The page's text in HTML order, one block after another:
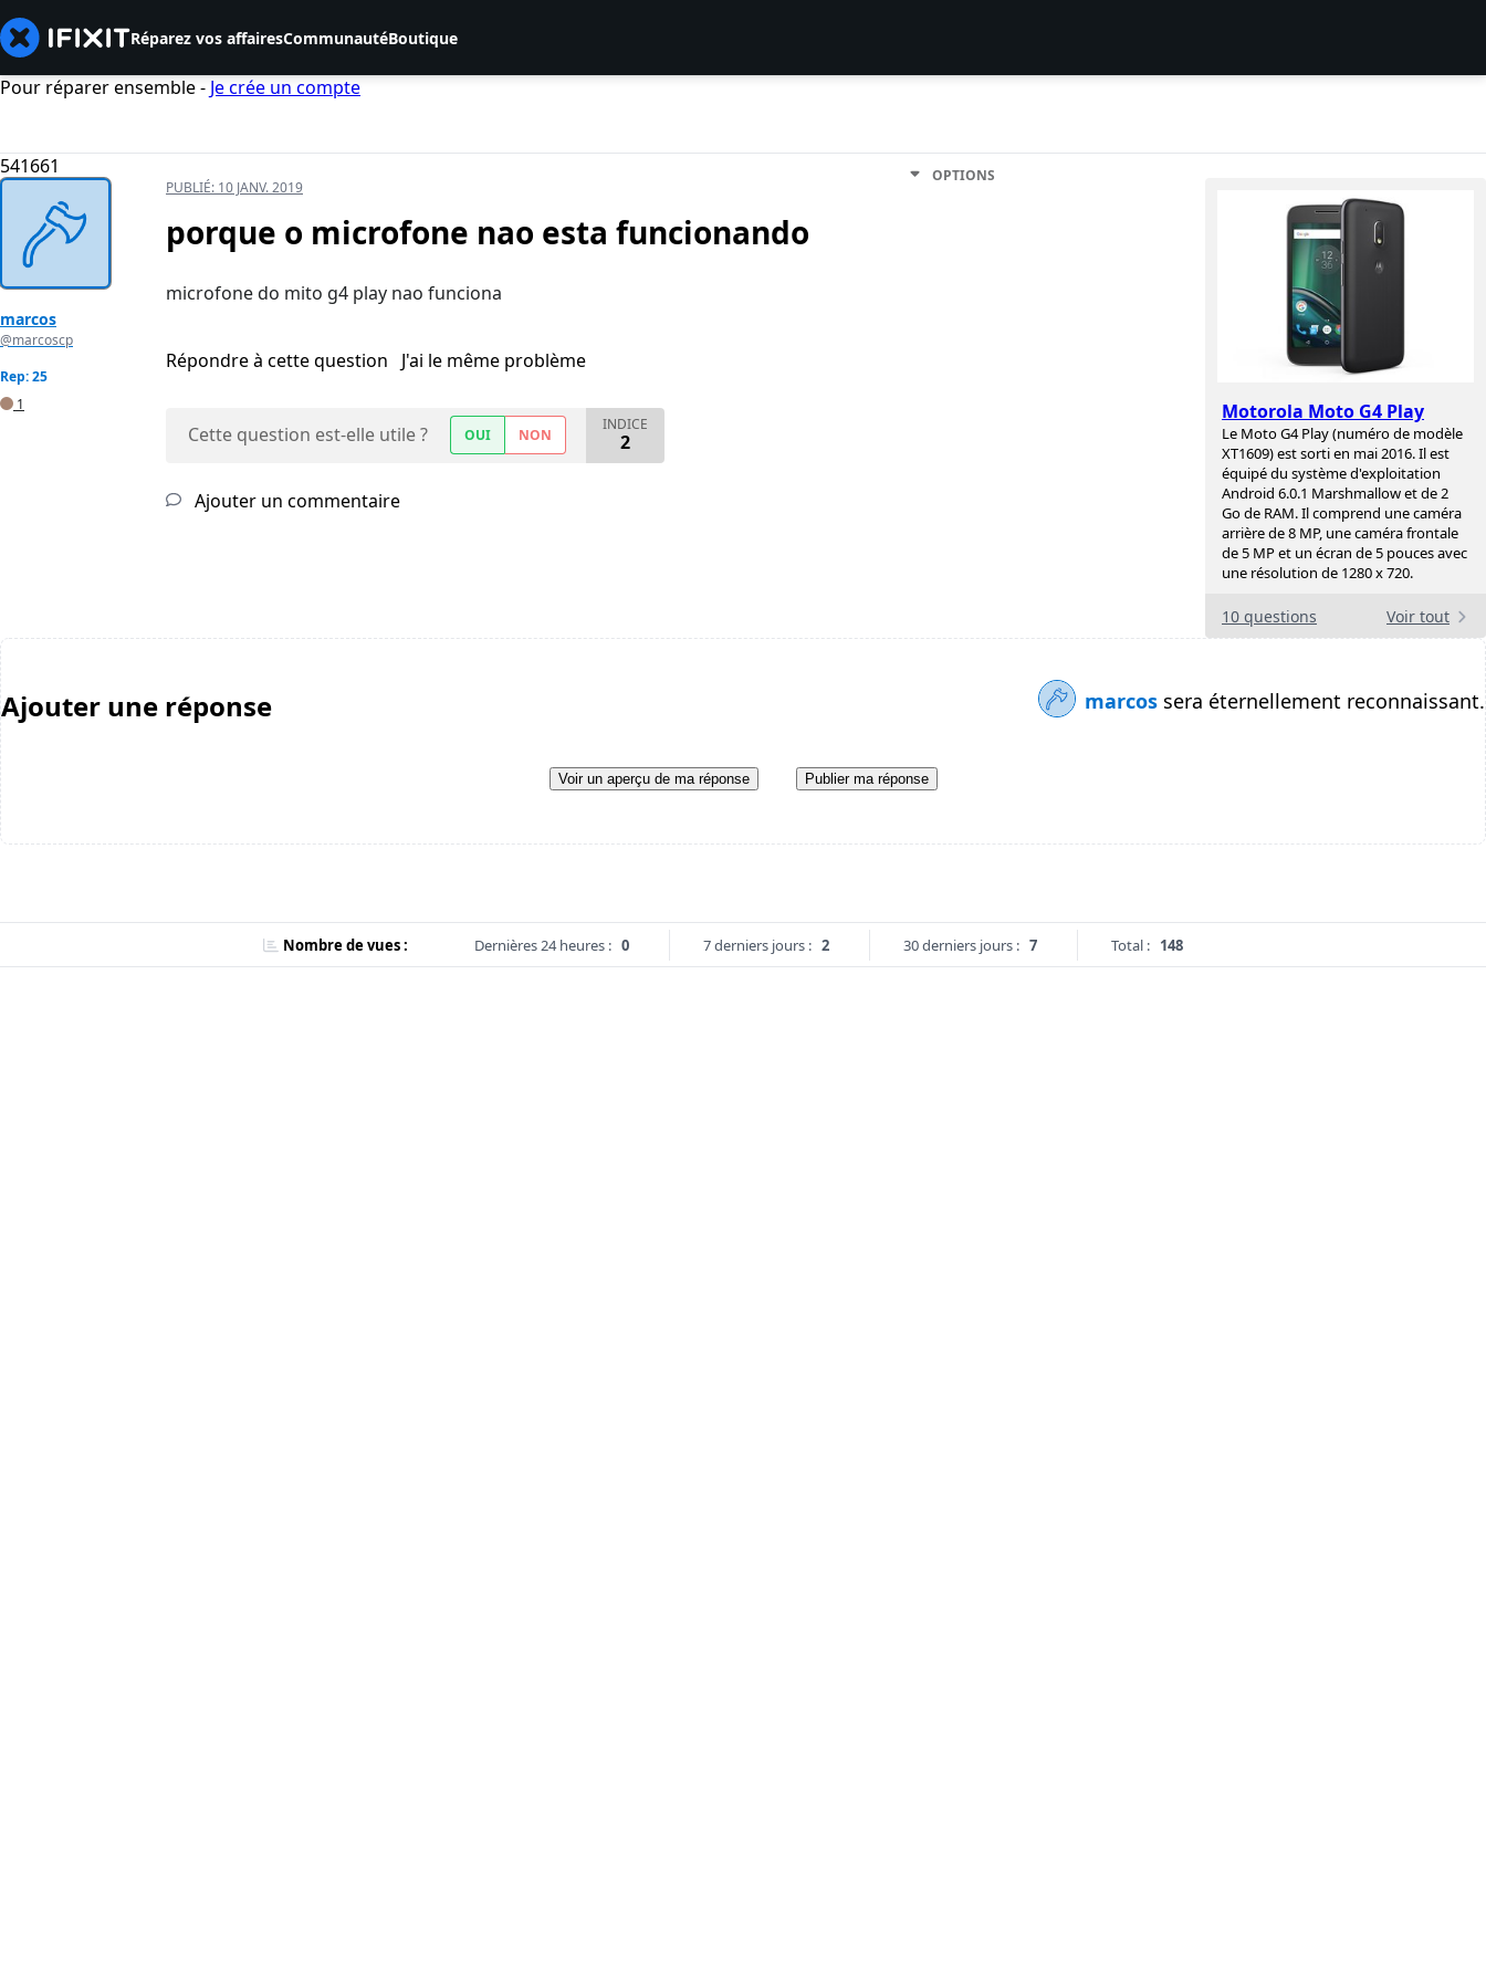
Réparez vos affairesCommunautéBoutique
Pour réparer ensemble - Je crée un compte
541661
Motorola Moto G4 Play
Le Moto G4 Play (numéro de modèle
XT1609) est sorti en mai 2016. Il est
équipé du système d'exploitation
Android 6.0.1 Marshmallow et de 2
Go de RAM. Il comprend une caméra
arrière de 8 MP, une caméra frontale
de 5 MP et un écran de 5 pouces avec
une résolution de 1280 x 720.
10 questions Voir tout
marcos
@marcoscp
Rep: 25
1
PUBLIÉ: 10 JANV. 2019
OPTIONS
porque o microfone nao esta funcionando
microfone do mito g4 play nao funciona
Répondre à cette question J'ai le même problème
Cette question est-elle utile ? OUI NON
INDICE
2
Ajouter un commentaire
Ajouter une réponse marcos sera éternellement reconnaissant.
Voir un aperçu de ma réponse Publier ma réponse
Nombre de vues : Dernières 24 heures : 0 7 derniers jours : 2 30 derniers jours : 7 Total : 148